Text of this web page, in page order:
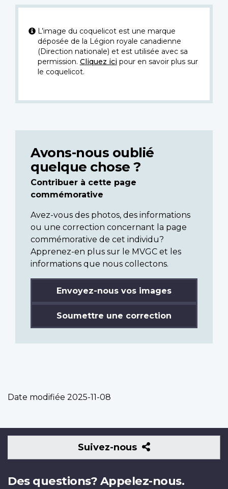
L’image du coquelicot est une marque
déposée de la Légion royale canadienne
(Direction nationale) et est utilisée avec sa
permission. Cliquez icipour en savoir plus sur
le coquelicot.
Avons-nous oublié
quelque chose ?
Contribuer à cette page
commémorative
Avez-vous des photos, des informations
ou une correction concernant la page
commémorative de cet individu?
Apprenez-en plus sur le MVGC et les
informations que nous collectons.
Envoyez-nous vos images
Soumettre une correction
Date modifiée 2025-11-08
Suivez-nous
Suivez-
nous
Des questions? Appelez-nous.